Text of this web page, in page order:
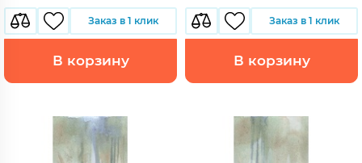
Заказ в 1 клик
В корзину
Заказ в 1 клик
В корзину